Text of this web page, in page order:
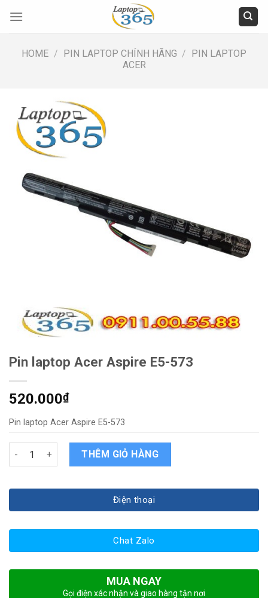
HOME / PIN LAPTOP CHÍNH HÃNG / PIN LAPTOP
ACER
Pin laptop Acer Aspire E5-573
520.000₫
Pin laptop Acer Aspire E5-573
Pin laptop Acer Aspire E5-573 quantity
THÊM GIỎ HÀNG
Điện thoại
Chat Zalo
MUA NGAY
Gọi điện xác nhận và giao hàng tận nơi